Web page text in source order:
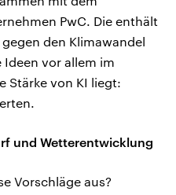
PwC. Die enthält
den Klimawandel
Ideen vor allem im
Stärke von KI liegt:
und Wetterentwicklung
Vorschläge aus?